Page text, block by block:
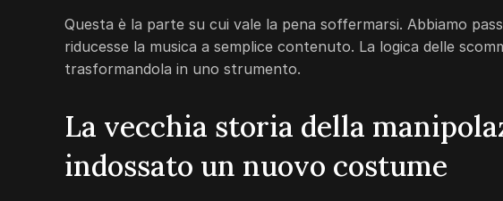
Questa è la parte su cui vale la pena soffermarsi. Abbiamo
riducesse la musica a semplice contenuto. La logica delle
trasformandola in uno strumento.
La vecchia storia della
indossato un nuovo costume